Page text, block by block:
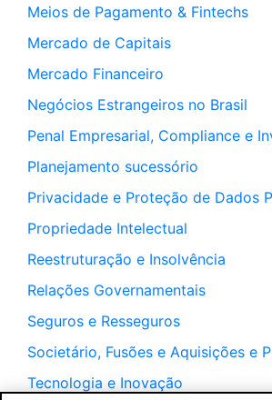
Meios de Pagamento & Fintechs
Mercado de Capitais
Mercado Financeiro
Negócios Estrangeiros no Brasil
Penal Empresarial, Compliance e
Planejamento sucessório
Privacidade e Proteção de Dados
Propriedade Intelectual
Reestruturação e Insolvência
Relações Governamentais
Seguros e Resseguros
Societário, Fusões e Aquisições e
Tecnologia e Inovação